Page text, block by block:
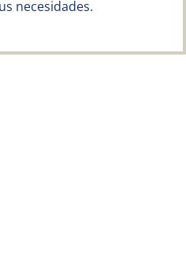
necesidades.